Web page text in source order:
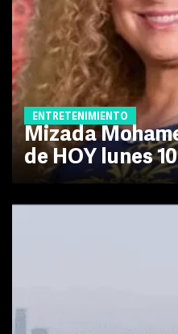
ENTRETENIMIENTO
Mizada
de HOY lunes